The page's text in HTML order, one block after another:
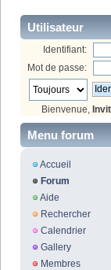
Utilisateur
Identifiant:
Mot de passe:
Bienvenue,
Menu forum
Accueil
Forum
Aide
Rechercher
Calendrier
Gallery
Membres